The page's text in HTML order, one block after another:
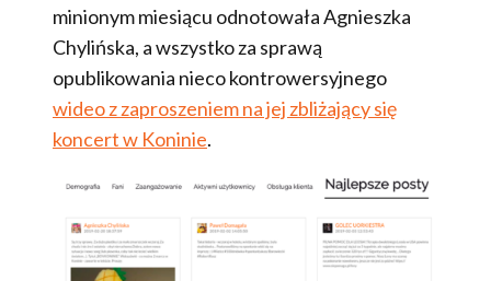
minionym miesiącu odnotowała Agnieszka
Chylińska, a wszystko za sprawą
opublikowania nieco kontrowersyjnego
wideo z zaproszeniem na jej zbliżający się
koncert w Koninie.